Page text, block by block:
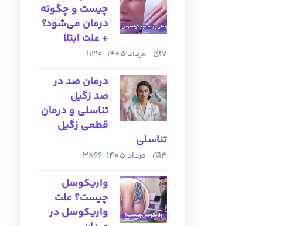
چیست و چگونه
درمان می‌شود؟
+ علت ابتلا
17 مرداد 1405 1130
درمان صد در
صد زگیل
تناسلی و درمان
قطعی زگیل
تناسلی
13 مرداد 1405 3866
واریکوسل
چیست؟ علت
واریکوسل در